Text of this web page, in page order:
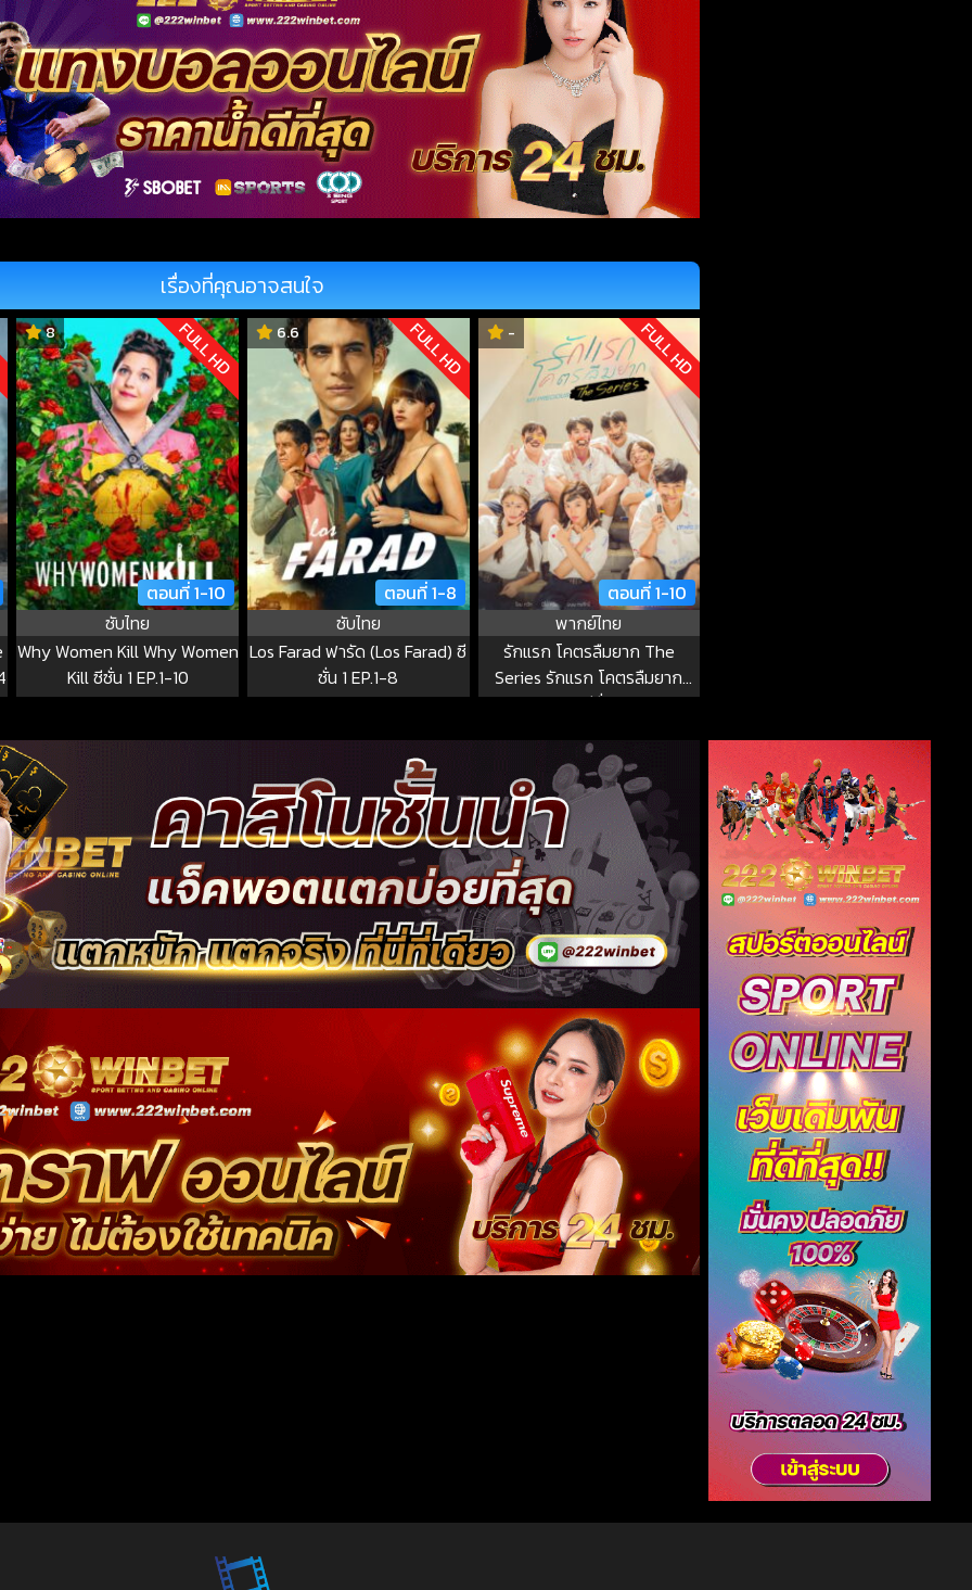
เรื่องที่คุณอาจสนใจ
8 FULL HD
ตอนที่ 1-10
ซับไทย
Why Women Kill Why Women
Kill ซีซั่น 1 EP.1-10
6.6 FULL HD
ตอนที่ 1-8
ซับไทย
Los Farad ฟารัด (Los Farad) ซี
ซั่น 1 EP.1-8
- FULL HD
ตอนที่ 1-10
พากย์ไทย
รักแรก โคตรลืมยาก The
Series รักแรก โคตรลืมยาก
The Series ซีซั่น 1 EP.1-10